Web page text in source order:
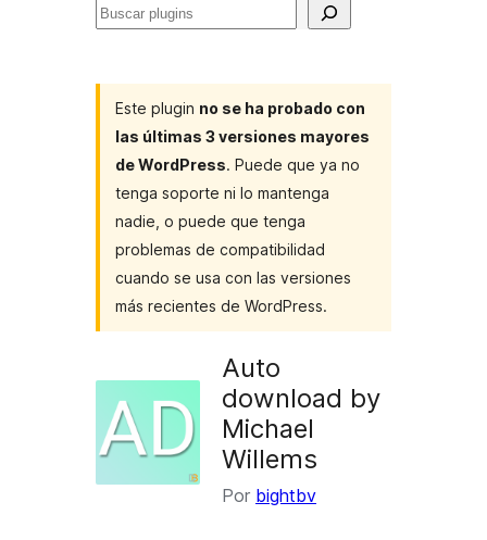
Buscar
Este plugin no se ha probado con
las últimas 3 versiones mayores
de WordPress. Puede que ya no
tenga soporte ni lo mantenga
nadie, o puede que tenga
problemas de compatibilidad
cuando se usa con las versiones
más recientes de WordPress.
Auto
download by
Michael
Willems
Por bightbv